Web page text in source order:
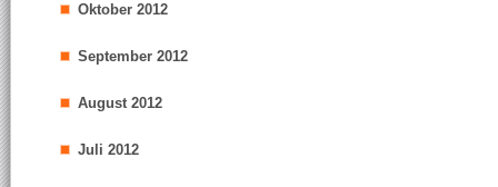
Oktober 2012
September 2012
August 2012
Juli 2012